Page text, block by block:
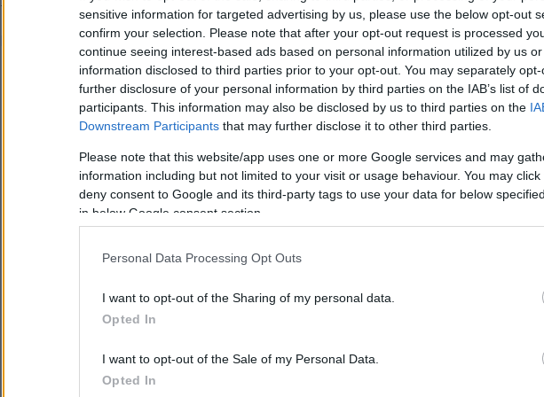
sensitive information for targeted advertising by us, please use the below opt-out
confirm your selection. Please note that after your opt-out request is processed
continue seeing interest-based ads based on personal information utilized by us
information disclosed to third parties prior to your opt-out. You may separately
further disclosure of your personal information by third parties on the IAB’s list of
participants. This information may also be disclosed by us to third parties on the
Downstream Participants that may further disclose it to other third parties.
Please note that this website/app uses one or more Google services and may
information including but not limited to your visit or usage behaviour. You may
deny consent to Google and its third-party tags to use your data for below
in below Google consent section.
Personal Data Processing Opt Outs
I want to opt-out of the Sharing of my personal data.
Opted In
I want to opt-out of the Sale of my Personal Data.
Opted In
Τα συγκεκριμένα αποτελέσματα είναι διαθέσιμα στον ιστότοπο της
https://eae2024.opekepe.gov.gr/eae2024/#/loginστην καρτέλα
> Αναζήτηση Αποτελεσμάτων της ΕΑΕ.
ΔΙΑΦΗΜΙΣΗ